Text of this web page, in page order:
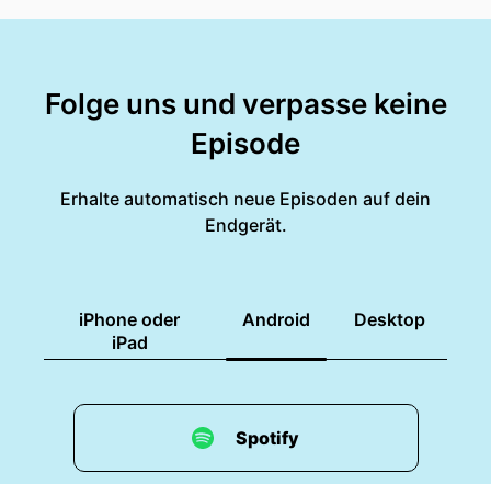
Folge uns und verpasse keine
Episode
Erhalte automatisch neue Episoden auf dein
Endgerät.
iPhone oder
iPad
Android Desktop
Spotify